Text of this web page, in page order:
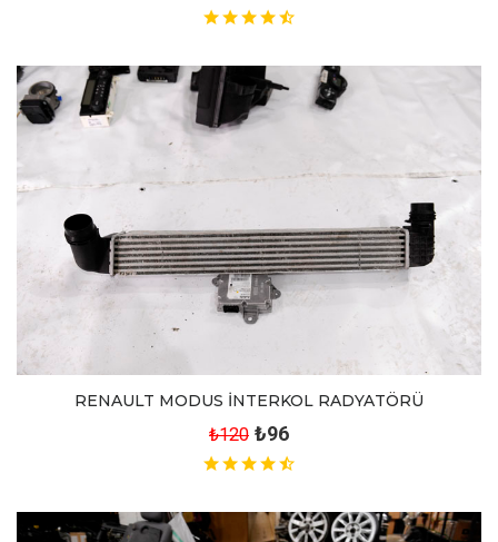
RENAULT MODUS İNTERKOL RADYATÖRÜ
₺120 ₺96